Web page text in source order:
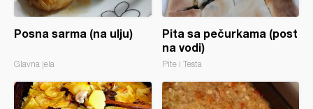
Posna sarma (na ulju)
Glavna jela
Pita sa pečurkama (post
na vodi)
Pite i Testa